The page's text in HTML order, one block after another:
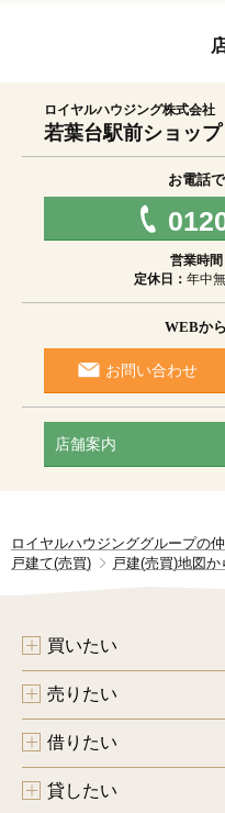
ロイヤルハウジング株式会社
若葉台駅前ショップ
お電話
営業時間
定休日： 年中
WEBか
お問い合わせ
店舗案内
ロイヤルハウジンググループの
戸建て(売買)
戸建(売買)地図か
買いたい
売りたい
借りたい
貸したい